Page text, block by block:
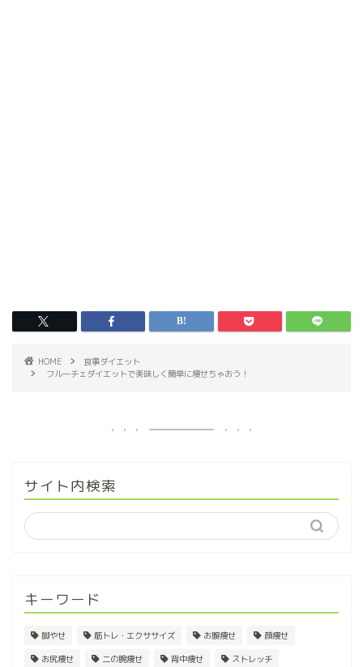
HOME
食事ダイエット
フルーチェダイエットで美味しく簡単に痩せちゃおう！
サイト内検索
キーワード
脚やせ 筋トレ・エクササイズ お腹痩せ 顔痩せ
お尻痩せ 二の腕痩せ 背中痩せ ストレッチ